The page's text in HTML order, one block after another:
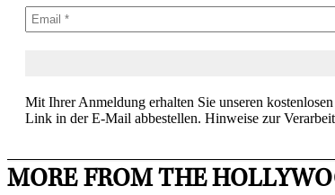
Mit Ihrer Anmeldung erhalten Sie unseren
Link in der E-Mail abbestellen. Hinweise zur
MORE FROM THE